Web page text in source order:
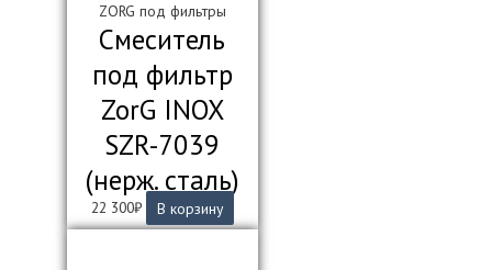
ZORG под фильтры
Смеситель
под фильтр
ZorG INOX
SZR-7039
(нерж. сталь)
22 300₽ В корзину